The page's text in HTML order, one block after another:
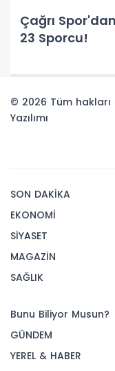
Çağrı
23 Sporcu!
© 2026 Tüm hakları
Yazılımı
SON DAKİKA
EKONOMİ
SİYASET
MAGAZİN
SAĞLIK
Bunu Biliyor Musun?
GÜNDEM
YEREL & HABER